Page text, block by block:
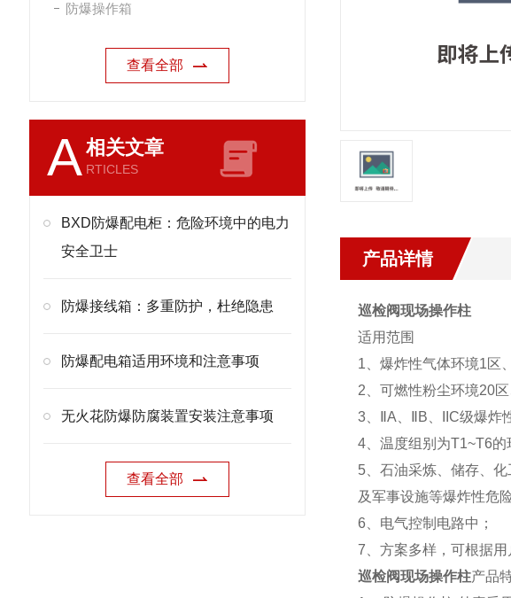
防爆操作箱
查看全部
A相关文章
RTICLES
BXD防爆配电柜：危险环境中的电力
安全卫士
防爆接线箱：多重防护，杜绝隐患
防爆配电箱适用环境和注意事项
无火花防爆防腐装置安装注意事项
查看全部
产品详情
巡检阀现场操作柱
适用范围
1、爆炸性气体环境1区
2、可燃性粉尘环境20区
3、ⅡA、ⅡB、IIC级爆炸
4、温度组别为T1~T6的
5、石油采炼、储存、化
及军事设施等爆炸性危
6、电气控制电路中；
7、方案多样，可根据用
巡检阀现场操作柱产品